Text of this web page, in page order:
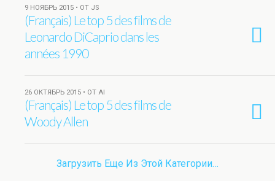
9 НОЯБРЬ 2015 • ОТ JS
(Français) Le top 5 des films de
Leonardo DiCaprio dans les
années 1990
26 ОКТЯБРЬ 2015 • ОТ AI
(Français) Le top 5 des films de
Woody Allen
Загрузить Еще Из Этой Категории…